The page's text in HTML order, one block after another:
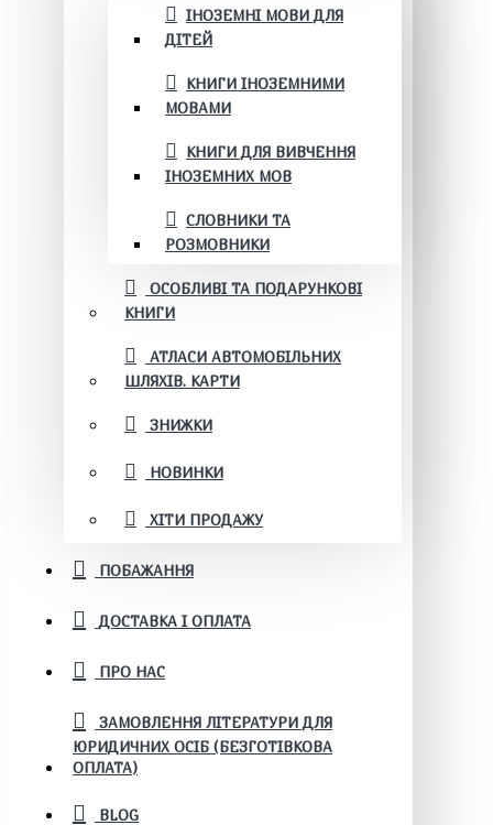
ІНОЗЕМНІ МОВИ ДЛЯ
ДІТЕЙ
КНИГИ ІНОЗЕМНИМИ
МОВАМИ
КНИГИ ДЛЯ ВИВЧЕННЯ
ІНОЗЕМНИХ МОВ
СЛОВНИКИ ТА
РОЗМОВНИКИ
ОСОБЛИВІ ТА ПОДАРУНКОВІ
КНИГИ
АТЛАСИ АВТОМОБІЛЬНИХ
ШЛЯХІВ. КАРТИ
ЗНИЖКИ
НОВИНКИ
ХІТИ ПРОДАЖУ
ПОБАЖАННЯ
ДОСТАВКА І ОПЛАТА
ПРО НАС
ЗАМОВЛЕННЯ ЛІТЕРАТУРИ ДЛЯ
ЮРИДИЧНИХ ОСІБ (БЕЗГОТІВКОВА
ОПЛАТА)
BLOG